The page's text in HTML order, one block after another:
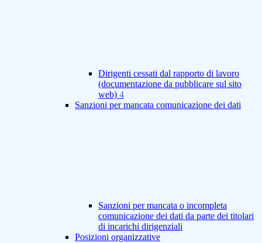
Dirigenti cessati dal rapporto di lavoro
(documentazione da pubblicare sul sito
web) 4
Sanzioni per mancata comunicazione dei dati
Sanzioni per mancata o incompleta
comunicazione dei dati da parte dei titolari
di incarichi dirigenziali
Posizioni organizzative